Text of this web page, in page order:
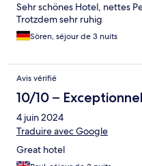
Sehr schönes Hotel, nettes
Trotzdem sehr ruhig
Sören, séjour de 3 nuits
Avis vérifié
10/10 – Exceptionnel
4 juin 2024
Traduire avec Google
Great hotel